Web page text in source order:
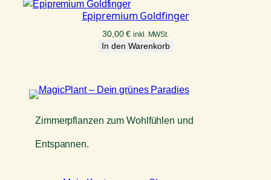
Epipremium Goldfinger
30,00€ inkl. MWSt.
In den Warenkorb
Zimmerpflanzen zum Wohlfühlen und
Entspannen.